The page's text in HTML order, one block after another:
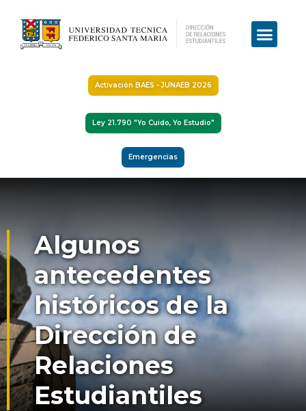
Activación BAES - JUNAEB 2026
Ley 21.790 "Yo Cuido, Yo Estudio"
Emergencias
Algunos
antecedentes
históricos de la
Dirección de
Relaciones
Estudiantiles